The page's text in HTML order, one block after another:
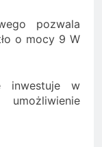
pozwala
o mocy 9 W
inwestuje w